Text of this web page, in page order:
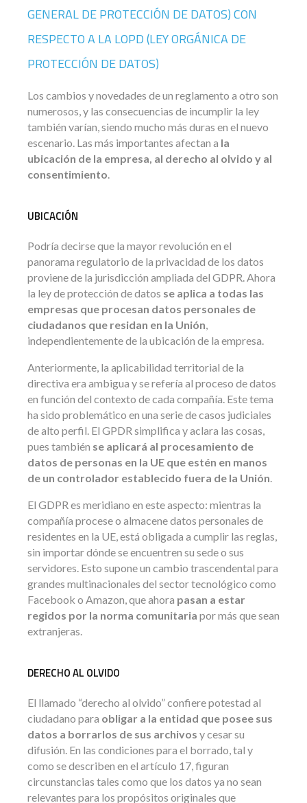
GENERAL DE PROTECCIÓN DE DATOS) CON
RESPECTO A LA LOPD (LEY ORGÁNICA DE
PROTECCIÓN DE DATOS)
Los cambios y novedades de un reglamento a otro son
numerosos, y las consecuencias de incumplir la ley
también varían, siendo mucho más duras en el nuevo
escenario. Las más importantes afectan a la
ubicación de la empresa, al derecho al olvido y al
consentimiento.
UBICACIÓN
Podría decirse que la mayor revolución en el
panorama regulatorio de la privacidad de los datos
proviene de la jurisdicción ampliada del GDPR. Ahora
la ley de protección de datos se aplica a todas las
empresas que procesan datos personales de
ciudadanos que residan en la Unión,
independientemente de la ubicación de la empresa.
Anteriormente, la aplicabilidad territorial de la
directiva era ambigua y se refería al proceso de datos
en función del contexto de cada compañía. Este tema
ha sido problemático en una serie de casos judiciales
de alto perfil. El GPDR simplifica y aclara las cosas,
pues también se aplicará al procesamiento de
datos de personas en la UE que estén en manos
de un controlador establecido fuera de la Unión.
El GDPR es meridiano en este aspecto: mientras la
compañía procese o almacene datos personales de
residentes en la UE, está obligada a cumplir las reglas,
sin importar dónde se encuentren su sede o sus
servidores. Esto supone un cambio trascendental para
grandes multinacionales del sector tecnológico como
Facebook o Amazon, que ahora pasan a estar
regidos por la norma comunitaria por más que sean
extranjeras.
DERECHO AL OLVIDO
El llamado “derecho al olvido” confiere potestad al
ciudadano para obligar a la entidad que posee sus
datos a borrarlos de sus archivos y cesar su
difusión. En las condiciones para el borrado, tal y
como se describen en el artículo 17, figuran
circunstancias tales como que los datos ya no sean
relevantes para los propósitos originales que